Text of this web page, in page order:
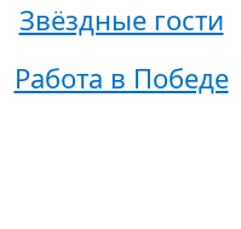
Звёздные гости
Работа в Победе